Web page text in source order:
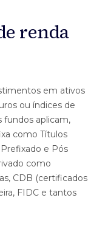
renda
em ativos
ou índices de
fundos aplicam,
como Títulos
e Pós
como
CDB (certificados
FIDC e tantos